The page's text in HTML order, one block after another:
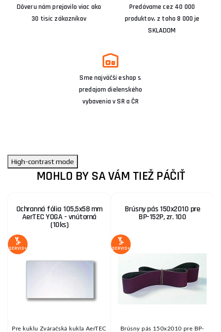
Dôveru nám prejavilo viac ako
30 tisíc zákazníkov
Predávame cez 40 000
produktov, z toho 8 000 je
SKLADOM
Sme najväčší eshop s
predajom dielenského
vybavenia v SR a ČR
High-contrast mode
MOHLO BY SA VÁM TIEŽ PÁČIŤ
Ochranná fólia 105,5x58 mm
AerTEC YOGA - vnútorná
(10ks)
SERVIS+
Pre kuklu Zváračská kukla AerTEC
Brúsny pás 150x2010 pre
BP-152P, zr. 100
SERVIS+
Brúsny pás 150x2010 pre BP-